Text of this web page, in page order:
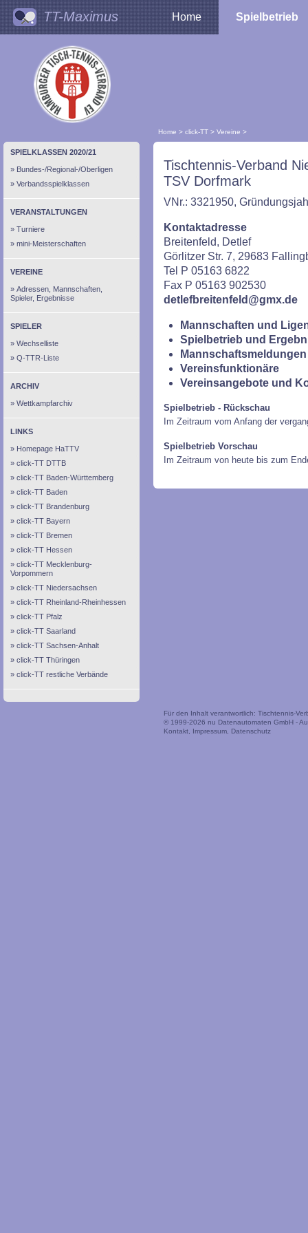
TT-Maximus Home Spielbetrieb
Home > click-TT > Vereine >
SPIELKLASSEN 2020/21
Bundes-/Regional-/Oberligen
Verbandsspielklassen
VERANSTALTUNGEN
Turniere
mini-Meisterschaften
VEREINE
Adressen, Mannschaften,
Spieler, Ergebnisse
SPIELER
Wechselliste
Q-TTR-Liste
ARCHIV
Wettkampfarchiv
LINKS
Homepage HaTTV
click-TT DTTB
click-TT Baden-Württemberg
click-TT Baden
click-TT Brandenburg
click-TT Bayern
click-TT Bremen
click-TT Hessen
click-TT Mecklenburg-
Vorpommern
click-TT Niedersachsen
click-TT Rheinland-Rheinhessen
click-TT Pfalz
click-TT Saarland
click-TT Sachsen-Anhalt
click-TT Thüringen
click-TT restliche Verbände
Tischtennis-Verband
TSV Dorfmark
VNr.: 3321950,
Kontaktadresse
Breitenfeld, Detlef
Görlitzer Str. 7, 29683
Tel P 05163 6822
Fax P 05163 902530
detlefbreitenfeld@gmx.de
Mannschaften und
Spielbetrieb und
Vereinsfunktionäre
Vereinsangebote und
Spielbetrieb - Rückschau
Im Zeitraum vom Anfang der
Spielbetrieb Vorschau
Im Zeitraum von heute bis zum
Für den Inhalt verantwortlich: Tischtennis-
© 1999-2026 nu Datenautomaten GmbH -
Kontakt
Impressum Datenschutz